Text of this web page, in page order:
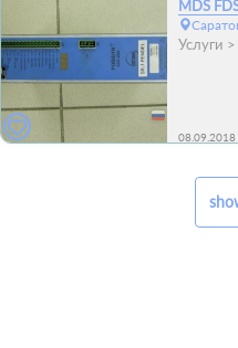
MDS
Услуги
08.09.2018